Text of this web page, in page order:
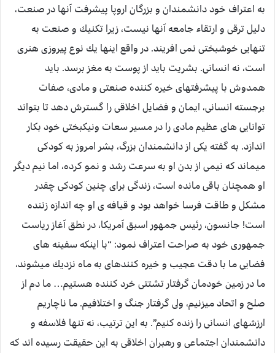
به اعتراف خود دانشمندان و بزرگان اروپا پيشرفت آنها در صنعت،
دليل ترقى و ارتقاء جامعه آنها نيست، زيرا تكنيك و صنعت به
تنهايى خوشبختى نمى افريند. در واقع اينها يك نوع پيروزى هنرى
است، نه انسانى. بشريت بايد از پوست به مغز برسد. بايد
همدوش با پيشرفتهاى خيره كننده صنعتى و مادى، صفات
برجسته انسانى، ايمان و فضايل اخلاقى را گسترش دهد تا بتواند
توانايى هاى عظيم مادى را در مسير سعات ونيكبختى خود بكار
اندازد. به گفته يكى از دانشمندان بزرگ، بشر امروز به كودكى
ميماند كه نيمى از بدن او به سرعت رشد و نمو كرده، اما نيم ديگر
او همچنان باقى مانده است، زندگى براى چنين كودكى چقدر
مشكل و طاقت فرسا خواهد بود و قيافه‏ ى او چه اندازه زننده
است! جانسون، رئيس جمهور اسبق آمريكا، در نطق آغاز رياست
جمهورى خود به صراحت اعتراف نمود: “با اينكه سفينه‏ هاى
فضايى ما با دقت عجيب و خيره كنندهاى به ماه نزديك ميشوند،
ما در زمين خودمان گرفتار تشتتى خرد كننده هستيم… ما دم از
صلح و اتحاد ميزنيم، ولى گرفتار جنگ و اختلافيم. ما ناچاريم
ارزشهاى انسانى را زنده كنيم”. به اين ترتيب، نه تنها فلاسفه و
دانشمندان اجتماعى و رهبران اخلاقى به اين حقيقت رسيده اند كه